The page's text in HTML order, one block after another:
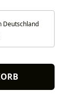
Deutschland